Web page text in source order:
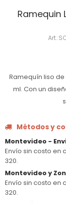
Ramequin
Ramequín liso
ml. Con un
Métodos y
Montevideo -
Envío sin costo en
320.
Montevideo y
Envío sin costo en
320.